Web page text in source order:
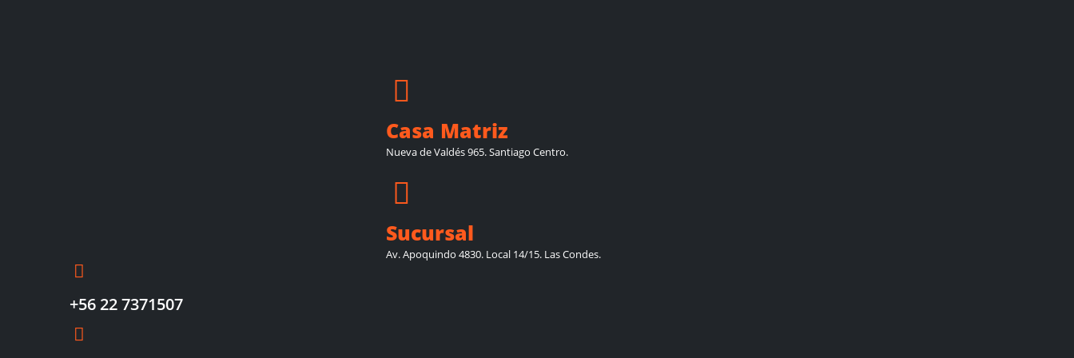
+56 22 7371507
Casa Matriz
Nueva de Valdés 965. Santiago Centro.
Sucursal
Av. Apoquindo 4830. Local 14/15. Las Condes.